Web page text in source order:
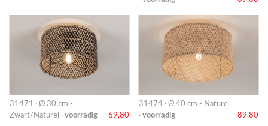
31471 · Ø 30 cm -
Zwart/Naturel · voorradig 69,80
31474 · Ø 40 cm - Naturel
· voorradig 89,80